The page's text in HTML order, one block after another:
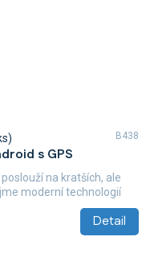
s GPS
Detail
na kratších, ale
moderní technologií
B438